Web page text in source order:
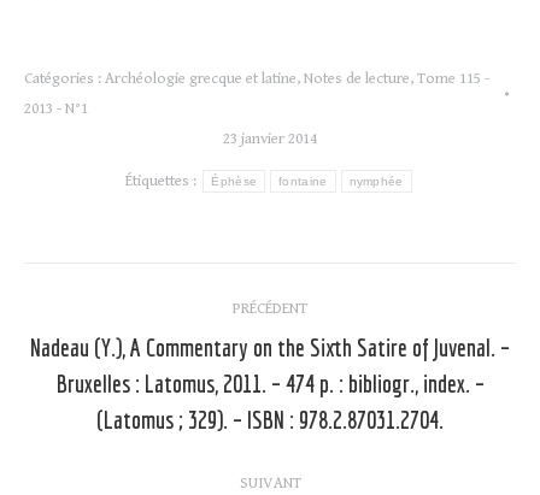
Catégories : Archéologie grecque et latine, Notes de lecture, Tome 115 -
2013 - N°1
23 janvier 2014
Étiquettes : Éphèse fontaine nymphée
article
PRÉCÉDENT
Article
précédent
Nadeau (Y.), A Commentary on the Sixth Satire of Juvenal. –
Bruxelles : Latomus, 2011. – 474 p. : bibliogr., index. –
(Latomus ; 329). – ISBN : 978.2.87031.2704.
SUIVANT